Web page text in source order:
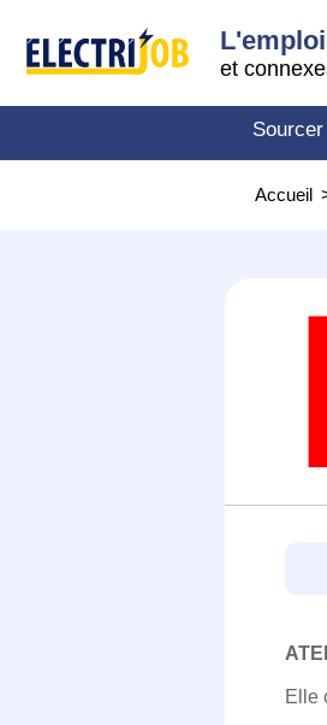
et
Accueil
Elle